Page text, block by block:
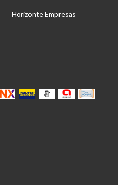
Horizonte Empresas